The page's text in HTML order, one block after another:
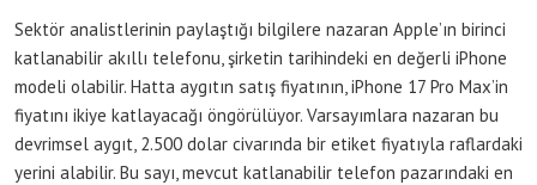
Sektör analistlerinin paylaştığı bilgilere nazaran Apple’ın birinci
katlanabilir akıllı telefonu, şirketin tarihindeki en değerli iPhone
modeli olabilir. Hatta aygıtın satış fiyatının, iPhone 17 Pro Max’in
fiyatını ikiye katlayacağı öngörülüyor. Varsayımlara nazaran bu
devrimsel aygıt, 2.500 dolar civarında bir etiket fiyatıyla raflardaki
yerini alabilir. Bu sayı, mevcut katlanabilir telefon pazarındaki en